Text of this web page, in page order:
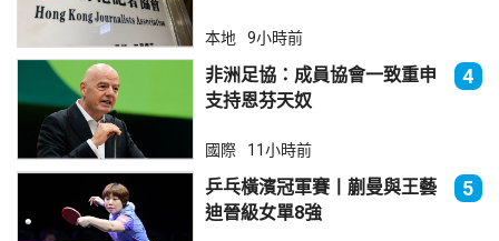
本地 9小時前
非洲足協：成員協會一致重申
支持恩芬天奴
4
國際 11小時前
乒乓橫濱冠軍賽丨蒯曼與王藝
迪晉級女單8強
5